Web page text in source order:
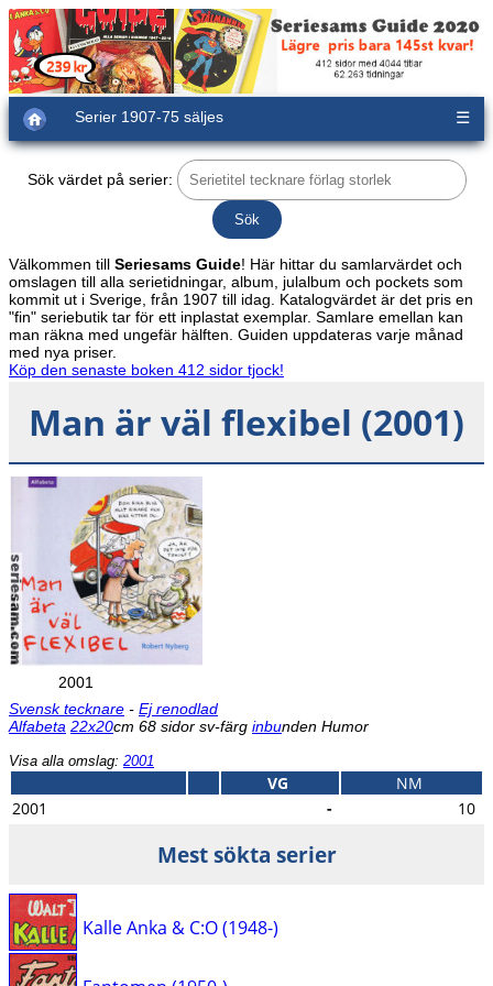
Serier 1907-75 säljes ☰
Sök värdet på serier:
Välkommen till Seriesams Guide! Här hittar du samlarvärdet och
omslagen till alla serietidningar, album, julalbum och pockets som
kommit ut i Sverige, från 1907 till idag. Katalogvärdet är det pris en
"fin" seriebutik tar för ett inplastat exemplar. Samlare emellan kan
man räkna med ungefär hälften. Guiden uppdateras varje månad
med nya priser.
Köp den senaste boken 412 sidor tjock!
Man är väl flexibel (2001)
2001
Svensk tecknare - Ej renodlad
Alfabeta 22x20cm 68 sidor sv-färg inbunden Humor
Visa alla omslag: 2001
VG
NM
2001
- 10
Mest sökta serier
Kalle Anka & C:O (1948-)